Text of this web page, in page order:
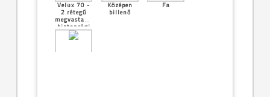
Velux 70 -
2 rétegű
megvastagított
biztonsági
üveg
Középen
billenő
Fa